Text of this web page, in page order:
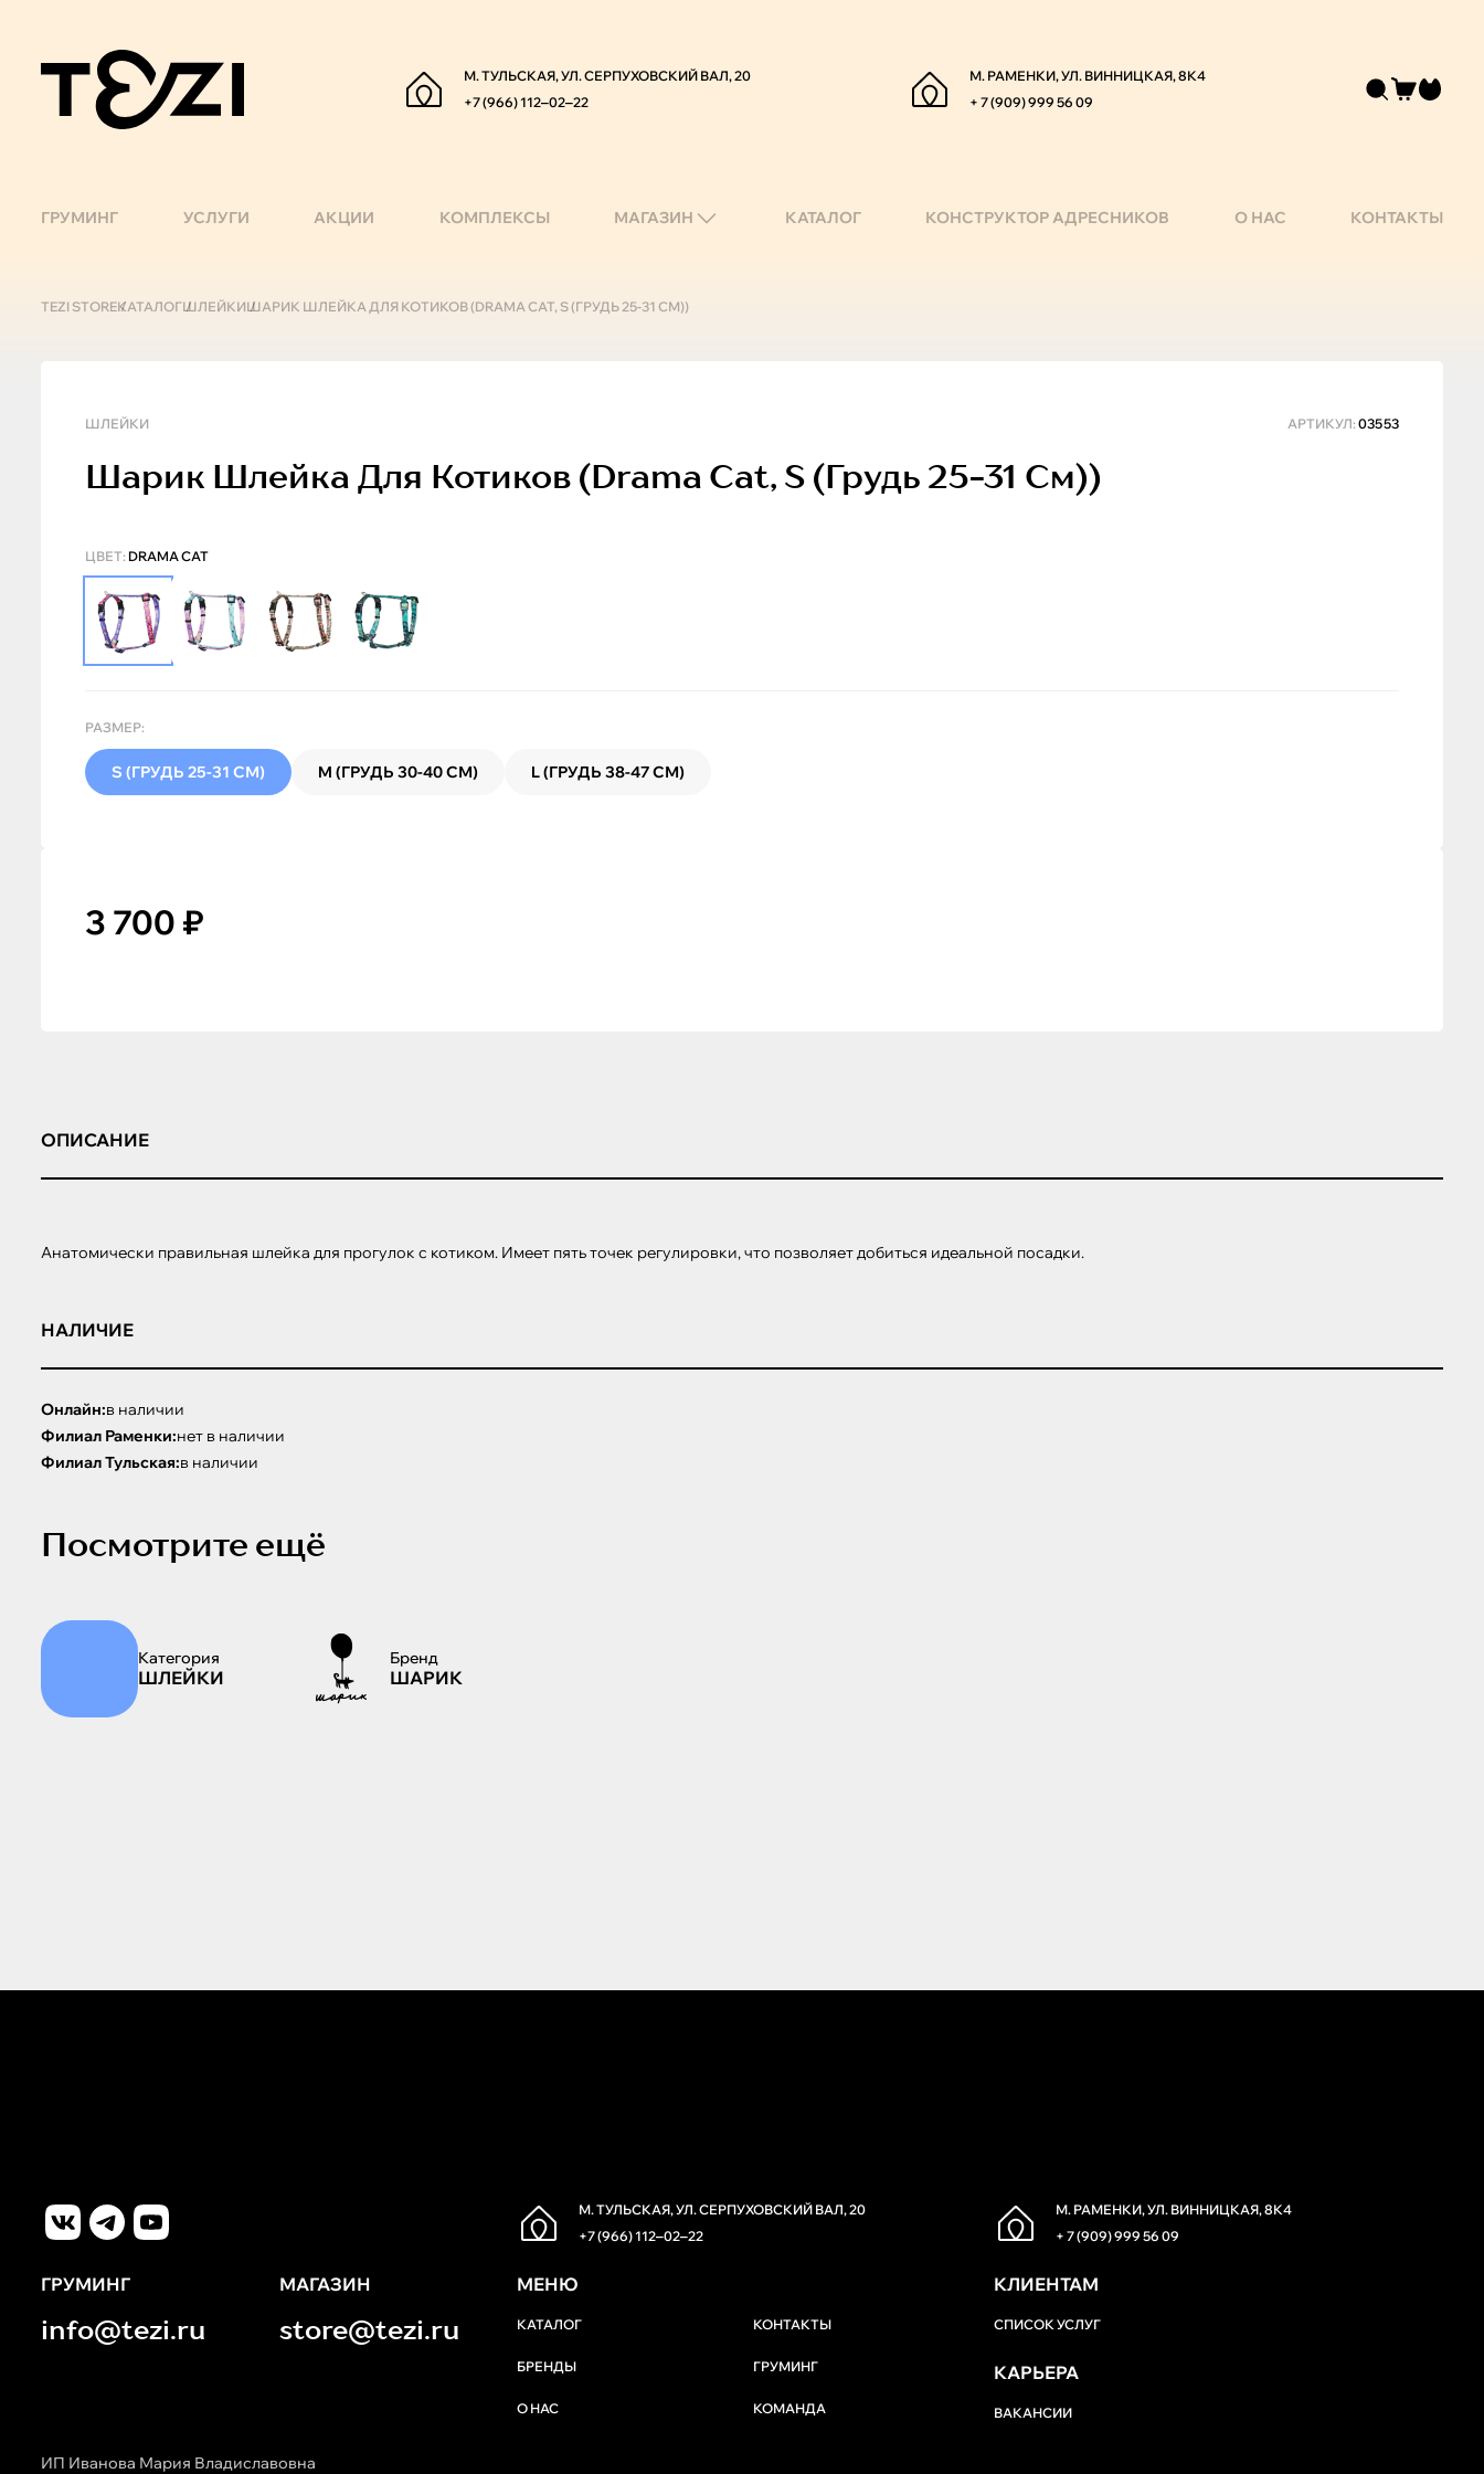
М. ТУЛЬСКАЯ, УЛ. СЕРПУХОВСКИЙ ВАЛ, 20
+7 (966) 112‒02‒22
М. РАМЕНКИ, УЛ. ВИННИЦКАЯ, 8К4
+ 7 (909) 999 56 09
ГРУМИНГ УСЛУГИ АКЦИИ КОМПЛЕКСЫ МАГАЗИН КАТАЛОГ КОНСТРУКТОР АДРЕСНИКОВ О НАС КОНТАКТЫ
TEZI STOREКАТАЛОГШЛЕЙКИШАРИК ШЛЕЙКА ДЛЯ КОТИКОВ (DRAMA CAT, S (ГРУДЬ 25-31 СМ))
ШЛЕЙКИ АРТИКУЛ: 03553
Шарик Шлейка Для Котиков (drama Cat, S (грудь 25-31 См))
ЦВЕТ: DRAMA CAT
РАЗМЕР:
S (ГРУДЬ 25-31 СМ) M (ГРУДЬ 30-40 СМ) L (ГРУДЬ 38-47 СМ)
3 700 ₽
ОПИСАНИЕ
Анатомически правильная шлейка для прогулок с котиком. Имеет пять точек регулировки, что позволяет добиться идеальной посадки.
НАЛИЧИЕ
Онлайн:в наличии
Филиал Раменки:нет в наличии
Филиал Тульская:в наличии
Посмотрите ещё
Категория
ШЛЕЙКИ
Бренд
ШАРИК
М. ТУЛЬСКАЯ, УЛ. СЕРПУХОВСКИЙ ВАЛ, 20
+7 (966) 112‒02‒22
М. РАМЕНКИ, УЛ. ВИННИЦКАЯ, 8К4
+ 7 (909) 999 56 09
ГРУМИНГ
info@tezi.ru
МАГАЗИН
store@tezi.ru
МЕНЮ
КАТАЛОГ КОНТАКТЫ
БРЕНДЫ ГРУМИНГ
О НАС КОМАНДА
КЛИЕНТАМ
СПИСОК УСЛУГ
КАРЬЕРА
ВАКАНСИИ
ИП Иванова Мария Владиславовна